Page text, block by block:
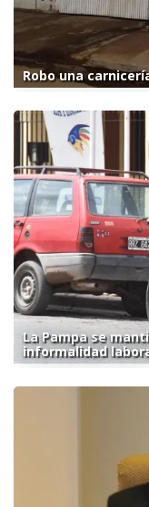
Robo una
La Pampa se
informalidad